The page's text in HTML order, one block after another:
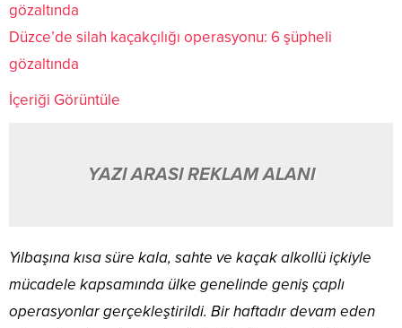
Düzce’de silah kaçakçılığı operasyonu: 6 şüpheli
gözaltında
İçeriği Görüntüle
YAZI ARASI REKLAM ALANI
Yılbaşına kısa süre kala, sahte ve kaçak alkollü içkiyle
mücadele kapsamında ülke genelinde geniş çaplı
operasyonlar gerçekleştirildi. Bir haftadır devam eden